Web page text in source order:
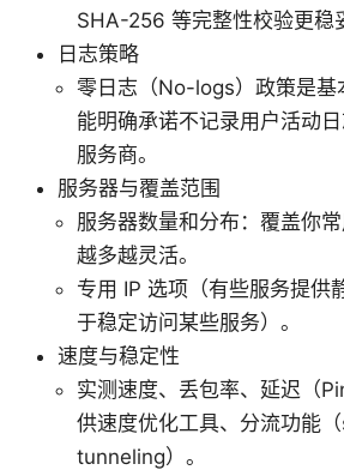
SHA-256 等完整性校验更稳
日志策略
零日志（No-logs）政策是基
能明确承诺不记录用户活动
服务商。
服务器与覆盖范围
服务器数量和分布：覆盖你常
越多越灵活。
专用 IP 选项（有些服务提供
于稳定访问某些服务）。
速度与稳定性
实测速度、丢包率、延迟（
供速度优化工具、分流功能
tunneling）。